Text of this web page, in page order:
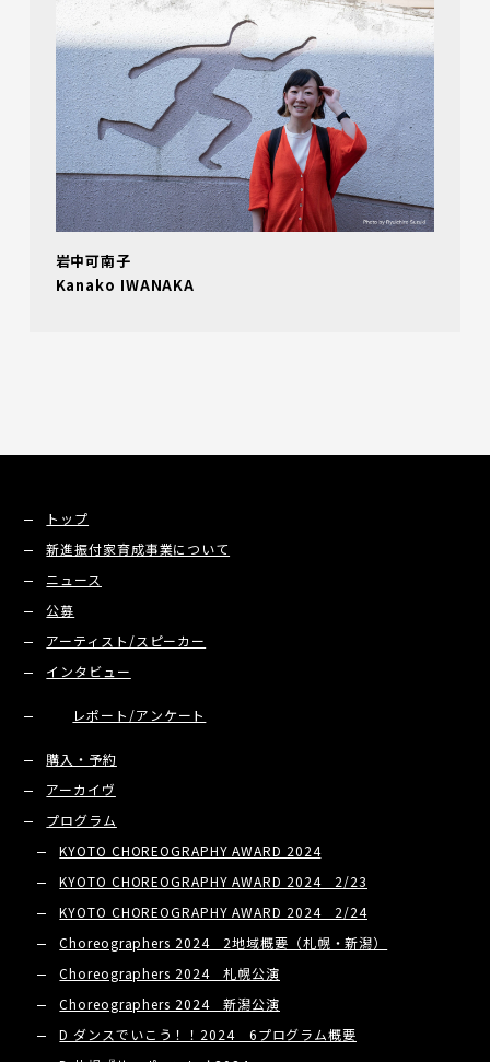
岩中可南子
Kanako IWANAKA
トップ
新進振付家育成事業について
ニュース
公募
アーティスト/スピーカー
インタビュー
レポート/アンケート
購入・予約
アーカイヴ
プログラム
KYOTO CHOREOGRAPHY AWARD 2024
KYOTO CHOREOGRAPHY AWARD 2024 2/23
KYOTO CHOREOGRAPHY AWARD 2024 2/24
Choreographers 2024 2地域概要（札幌・新潟）
Choreographers 2024 札幌公演
Choreographers 2024 新潟公演
D ダンスでいこう！！2024 6プログラム概要